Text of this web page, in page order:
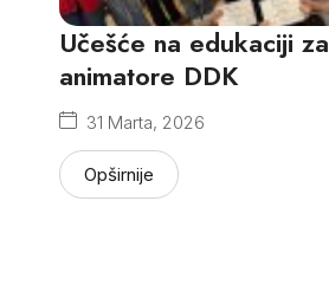
Učešće na edukaciji za
animatore DDK
31 Marta, 2026
Opširnije